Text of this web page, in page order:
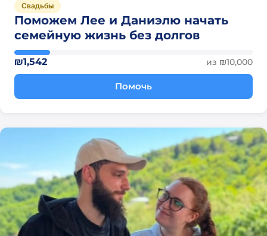
Свадьбы
Поможем Лее и Даниэлю начать
семейную жизнь без долгов
₪1,542 из ₪10,000
Помочь